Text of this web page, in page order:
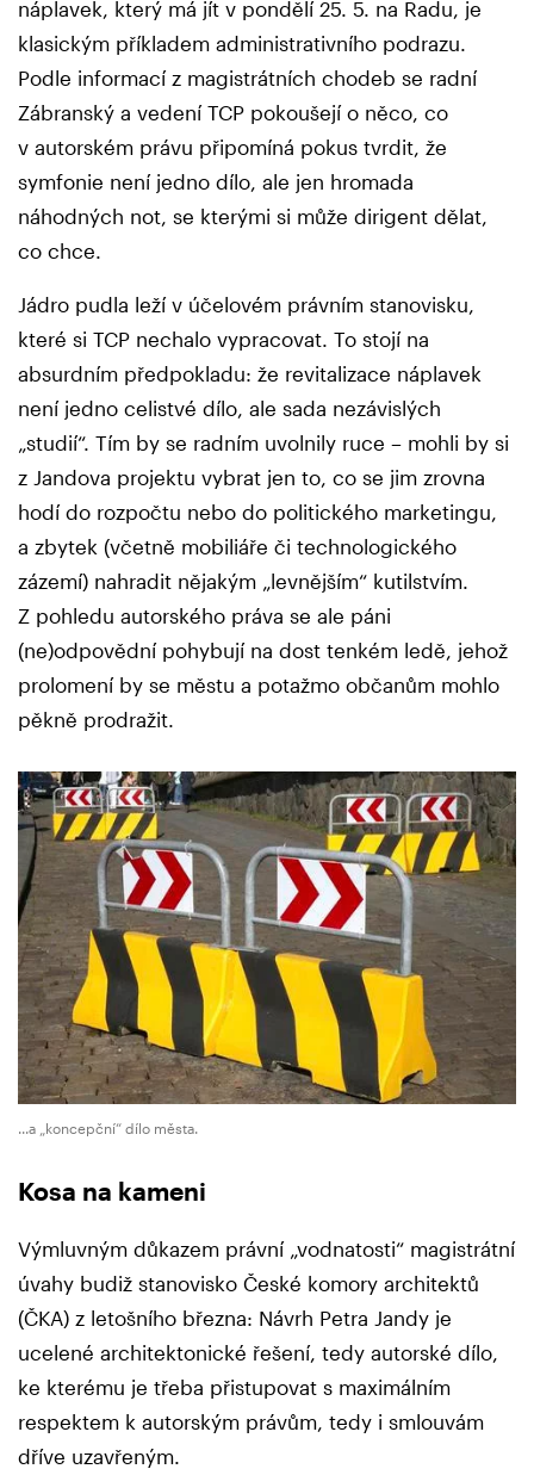
náplavek, který má jít v pondělí 25. 5. na Radu, je
klasickým příkladem administrativního podrazu.
Podle informací z magistrátních chodeb se radní
Zábranský a vedení TCP pokoušejí o něco, co
v autorském právu připomíná pokus tvrdit, že
symfonie není jedno dílo, ale jen hromada
náhodných not, se kterými si může dirigent dělat,
co chce.
Jádro pudla leží v účelovém právním stanovisku,
které si TCP nechalo vypracovat. To stojí na
absurdním předpokladu: že revitalizace náplavek
není jedno celistvé dílo, ale sada nezávislých
„studií“. Tím by se radním uvolnily ruce – mohli by si
z Jandova projektu vybrat jen to, co se jim zrovna
hodí do rozpočtu nebo do politického marketingu,
a zbytek (včetně mobiliáře či technologického
zázemí) nahradit nějakým „levnějším“ kutilstvím.
Z pohledu autorského práva se ale páni
(ne)odpovědní pohybují na dost tenkém ledě, jehož
prolomení by se městu a potažmo občanům mohlo
pěkně prodražit.
...a „koncepční“ dílo města.
Kosa na kameni
Výmluvným důkazem právní „vodnatosti“ magistrátní
úvahy budiž stanovisko České komory architektů
(ČKA) z letošního března: Návrh Petra Jandy je
ucelené architektonické řešení, tedy autorské dílo,
ke kterému je třeba přistupovat s maximálním
respektem k autorským právům, tedy i smlouvám
dříve uzavřeným.